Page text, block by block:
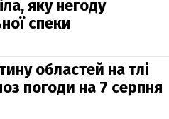
яку негоду
спеки
областей на тлі
погоди на 7 серпня